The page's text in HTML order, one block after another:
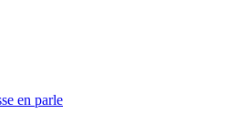
en parle